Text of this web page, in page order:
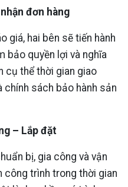
đơn hàng
giá, hai bên sẽ tiến hành
bảo quyền lợi và nghĩa
cụ thể thời gian giao
chính sách bảo hành sản
– Lắp đặt
bị, gia công và vận
công trình trong thời gian